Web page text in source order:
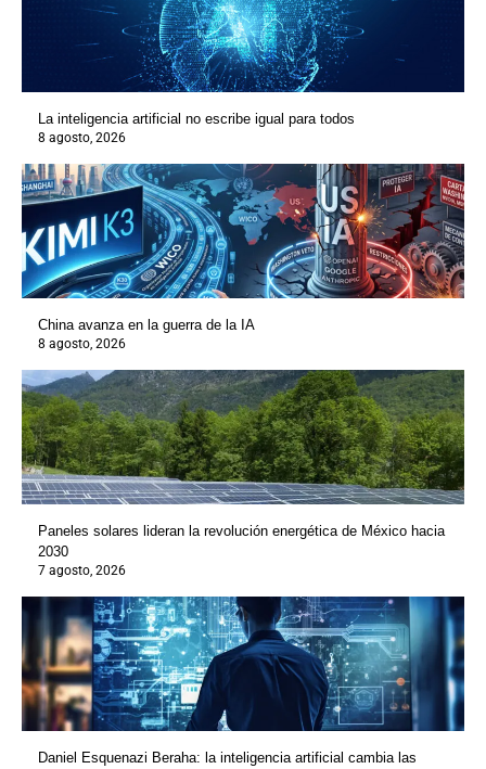
La inteligencia artificial no escribe igual para todos
8 agosto, 2026
China avanza en la guerra de la IA
8 agosto, 2026
Paneles solares lideran la revolución energética de México hacia
2030
7 agosto, 2026
Daniel Esquenazi Beraha: la inteligencia artificial cambia las